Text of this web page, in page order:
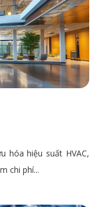
hóa hiệu suất HVAC,
chi phí...